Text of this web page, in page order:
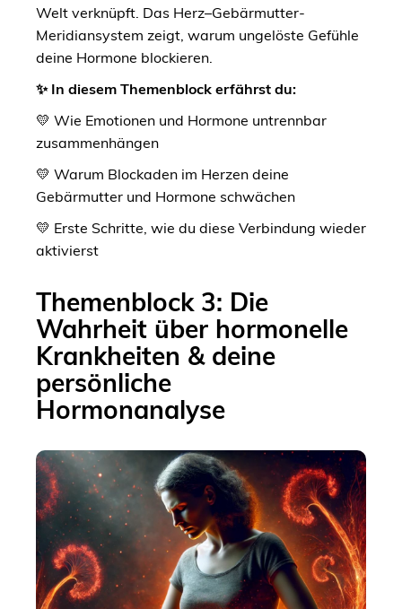
Welt verknüpft. Das Herz–Gebärmutter-
Meridiansystem zeigt, warum ungelöste Gefühle
deine Hormone blockieren.
✨ In diesem Themenblock erfährst du:
💛 Wie Emotionen und Hormone untrennbar
zusammenhängen
💛 Warum Blockaden im Herzen deine
Gebärmutter und Hormone schwächen
💛 Erste Schritte, wie du diese Verbindung wieder
aktivierst
Themenblock 3: Die
Wahrheit über hormonelle
Krankheiten & deine
persönliche
Hormonanalyse